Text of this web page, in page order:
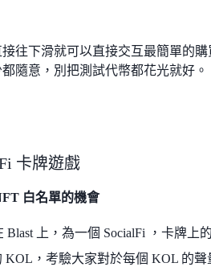
往下滑就可以直接交互最簡單的購
隨意，別把測試代幣都花光就好。
卡牌遊戲
白名單的機會
Blast 上，為一個 SocialFi ，卡牌上
KOL，考驗大家對於每個 KOL 的聲